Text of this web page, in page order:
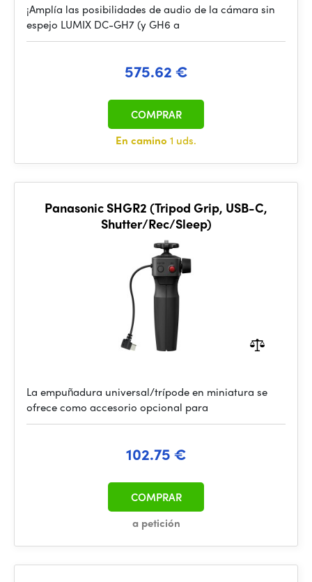
¡Amplía las posibilidades de audio de la cámara sin
espejo LUMIX DC-GH7 (y GH6 a
575.62 €
En camino 1 uds.
COMPRAR
Panasonic SHGR2 (Tripod Grip, USB-C,
Shutter/Rec/Sleep)
La empuñadura universal/trípode en miniatura se
ofrece como accesorio opcional para
102.75 €
a petición
COMPRAR